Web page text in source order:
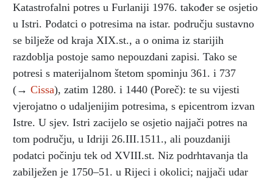
Katastrofalni potres u Furlaniji 1976. također se osjetio
u Istri. Podatci o potresima na istar. području sustavno
se bilježe od kraja XIX.st., a o onima iz starijih
razdoblja postoje samo nepouzdani zapisi. Tako se
potresi s materijalnom štetom spominju 361. i 737
(→ Cissa), zatim 1280. i 1440 (Poreč): te su vijesti
vjerojatno o udaljenijim potresima, s epicentrom izvan
Istre. U sjev. Istri zacijelo se osjetio najjači potres na
tom području, u Idriji 26.III.1511., ali pouzdaniji
podatci počinju tek od XVIII.st. Niz podrhtavanja tla
zabilježen je 1750–51. u Rijeci i okolici; najjači udar